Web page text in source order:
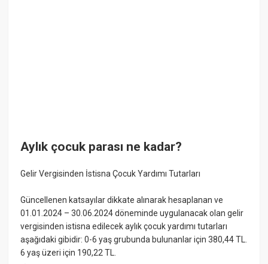
Aylık çocuk parası ne kadar?
Gelir Vergisinden İstisna Çocuk Yardımı Tutarları
Güncellenen katsayılar dikkate alınarak hesaplanan ve
01.01.2024 – 30.06.2024 döneminde uygulanacak olan gelir
vergisinden istisna edilecek aylık çocuk yardımı tutarları
aşağıdaki gibidir: 0-6 yaş grubunda bulunanlar için 380,44 TL.
6 yaş üzeri için 190,22 TL.